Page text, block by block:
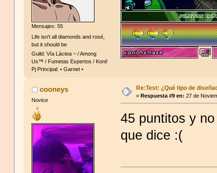
Mensajes: 55
Life isn't all diamonds and rosé,
but it should be
Guild: Vía Láctea ~ / Among
Us™ / Fumetas Expertos / Koni!
Pj Principal: • Garnet •
cooneys
Novice
Re:Test: ¿Qué tipo de
«Respuesta #9 en: 27 de
45 puntitos y
que dice :(